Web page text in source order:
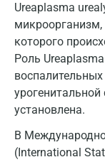
Ureaplasma
микроорганизм,
которого
Роль
установлена.
В
(International
Видное
Волгоград
Волжский
Воронеж